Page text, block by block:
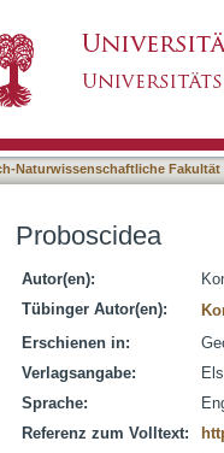
Naturwissenschaftliche Fakultät
Proboscidea
Autor(en):
Tübinger Autor(en):
Erschienen in:
Verlagsangabe:
Sprache:
Referenz zum Volltext: